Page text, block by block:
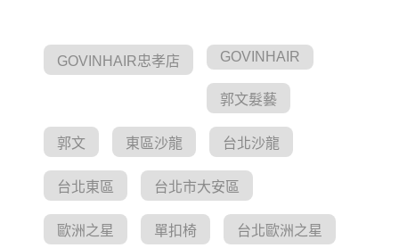
GOVINHAIR忠孝店 GOVINHAIR
郭文髮藝
郭文 東區沙龍 台北沙龍
台北東區 台北市大安區
歐洲之星 單扣椅 台北歐洲之星